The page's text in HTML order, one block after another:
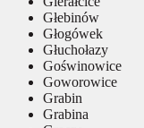
Głebinów
Głogówek
Głuchołazy
Goświnowice
Goworowice
Grabin
Grabina